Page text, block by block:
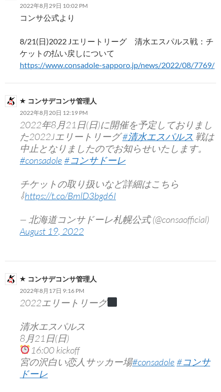
2022年8月29日 10:02 PM
コンサ公式より
8/21(日)2022 Jエリートリーグ 清水エスパルス戦：チ
ケットの払い戻しについて
https://www.consadole-sapporo.jp/news/2022/08/7769/
コンサデコンサ管理人
2022年8月20日 12:19 PM
2022年8月21日(日)に開催を予定しておりまし
た2022Jエリートリーグ#清水エスパルス 戦は
中止となりましたのでお知らせいたします。
#consadole #コンサドーレ
チケットの取り扱いなど詳細はこちら
⇩https://t.co/BmlD3bgd6I
— 北海道コンサドーレ札幌公式 (@consaofficial)
August 19, 2022
コンサデコンサ管理人
2022年8月17日 9:16 PM
2022エリートリーグ
清水エスパルス
8月21日(日)
16:00 kickoff
宮の沢白い恋人サッカー場#consadole #コンサ
ドーレ